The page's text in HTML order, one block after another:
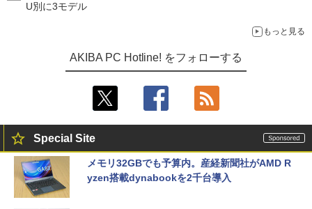
U別に3モデル
もっと見る
AKIBA PC Hotline! をフォローする
Special Site
メモリ32GBでも予算内。産経新聞社がAMD R
yzen搭載dynabookを2千台導入